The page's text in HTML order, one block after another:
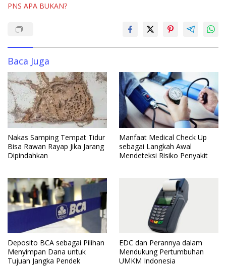
k p
PNS APA BUKAN?
Baca Juga
Nakas Samping Tempat Tidur
Bisa Rawan Rayap Jika Jarang
Dipindahkan
Manfaat Medical Check Up
sebagai Langkah Awal
Mendeteksi Risiko Penyakit
Deposito BCA sebagai Pilihan
Menyimpan Dana untuk
Tujuan Jangka Pendek
EDC dan Perannya dalam
Mendukung Pertumbuhan
UMKM Indonesia